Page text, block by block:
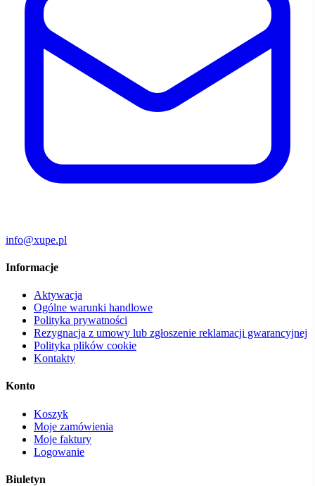
info@xupe.pl
Informacje
Aktywacja
Ogólne warunki handlowe
Polityka prywatności
Rezygnacja z umowy lub zgłoszenie reklamacji gwarancyjnej
Polityka plików cookie
Kontakty
Konto
Koszyk
Moje zamówienia
Moje faktury
Logowanie
Biuletyn